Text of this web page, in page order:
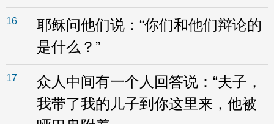
16
耶稣问他们说：“你们和他们辩论的
是什么？”
17
众人中间有一个人回答说：“夫子，
我带了我的儿子到你这里来，他被